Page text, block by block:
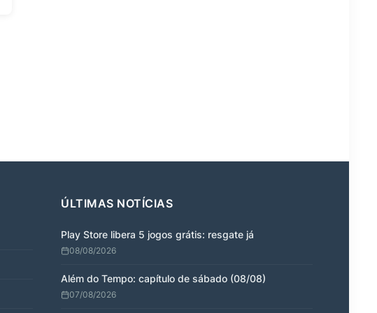
ÚLTIMAS NOTÍCIAS
Play Store libera 5 jogos grátis: resgate já
08/08/2026
Além do Tempo: capítulo de sábado (08/08)
07/08/2026